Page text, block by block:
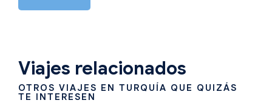
Viajes relacionados
OTROS VIAJES EN TURQUÍA QUE QUIZÁS
TE INTERESEN